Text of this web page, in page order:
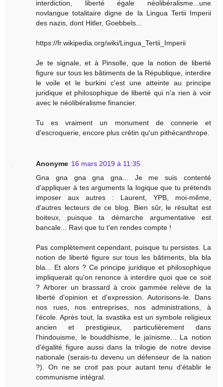
interdiction, liberté égale néolibéralisme...une
novlangue totalitaire digne de la Lingua Tertii Imperii
des nazis, dont Hitler, Goebbels...
https://fr.wikipedia.org/wiki/Lingua_Tertii_Imperii
Je te signale, et à Pinsolle, que la notion de liberté
figure sur tous les bâtiments de la République, interdire
le voile et le burkini c'est une atteinte au principe
juridique et philosophique de liberté qui n'a rien à voir
avec le néolibéralisme financier.
Tu es vraiment un monument de connerie et
d'escroquerie, encore plus crétin qu'un pithécanthrope.
Anonyme 16 mars 2019 à 11:35
Gna gna gna gna gna... Je me suis contenté
d'appliquer à tes arguments la logique que tu prétends
imposer aux autres : Laurent, YPB, moi-même,
d'autres lecteurs de ce blog. Bien sûr, le résultat est
boiteux, puisque ta démarche argumentative est
bancale... Ravi que tu t'en rendes compte !
Pas complètement cependant, puisque tu persistes. La
notion de liberté figure sur tous les bâtiments, bla bla
bla... Et alors ? Ce principe juridique et philosophique
impliquerait qu'on renonce à interdire quoi que ce soit
? Arborer un brassard à croix gammée relève de la
liberté d'opinion et d'expression. Autorisons-le. Dans
nos rues, nos entreprises, nos administrations, à
l'école. Après tout, la svastika est un symbole religieux
ancien et prestigieux, particulièrement dans
l'hindouisme, le bouddhisme, le jaïnisme... La notion
d'égalité figure aussi dans la trilogie de notre devise
nationale (serais-tu devenu un défenseur de la nation
?). On ne se croit pas pour autant tenu d'établir le
communisme intégral.